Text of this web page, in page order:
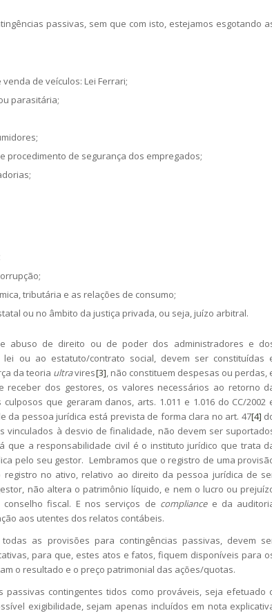
passivas, sem que com isto, estejamos esgotando
de veículos: Lei Ferrari;
parasitária;
procedimento de segurança dos empregados;
tributária e as relações de consumo;
ou no âmbito da justiça privada, ou seja, juízo arbitral.
abuso de direito ou de poder dos administradores e
ou ao estatuto/contrato social, devem ser constituídas
da teoria ultravires[3] , não constituem despesas ou perdas,
dos gestores, os valores necessários ao retorno
que geraram danos, arts. 1.011 e 1.016 do CC/2002
da pessoa jurídica está prevista de forma clara no art. 47[4]
vinculados à desvio de finalidade, não devem ser
que a responsabilidade civil é o instituto jurídico que trata
pelo seu gestor. Lembramos que o registro de uma
registro no ativo, relativo ao direito da pessoa jurídica de
não altera o patrimônio líquido, e nem o lucro ou
fiscal. E nos serviços de compliance e da
aos utentes dos relatos contábeis.
as provisões para contingências passivas, devem
para que, estes atos e fatos, fiquem disponíveis para
o resultado e o preço patrimonial das ações/quotas.
passivas contingentes tidos como prováveis, seja efetuado
exigibilidade, sejam apenas incluídos em nota